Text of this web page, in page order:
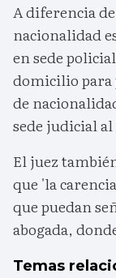
A diferencia
nacionalidad
en sede
domicilio para
de
sede judicial
El juez
que 'la
que puedan
abogada,
Temas